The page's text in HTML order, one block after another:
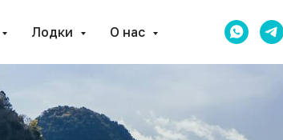
Лодки О нас